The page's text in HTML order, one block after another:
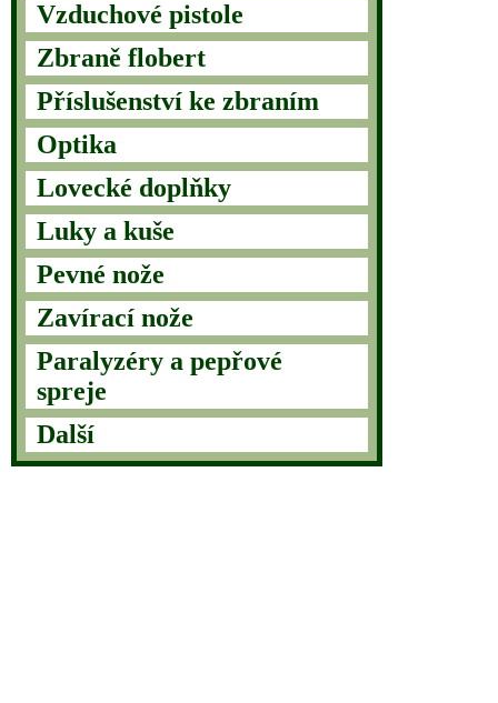
Vzduchové pistole
Zbraně flobert
Příslušenství ke zbraním
Optika
Lovecké doplňky
Luky a kuše
Pevné nože
Zavírací nože
Paralyzéry a pepřové
spreje
Další